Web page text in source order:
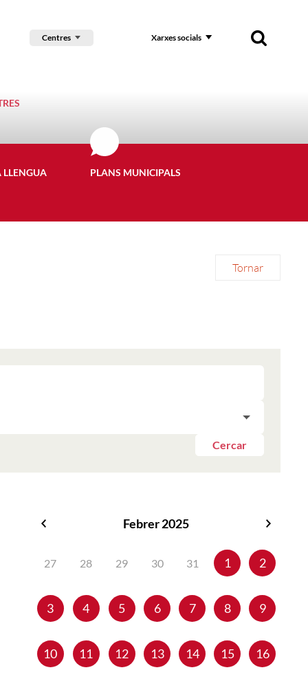
Centres Xarxes socials
LLENGUA PLANS MUNICIPALS
Tornar
Cercar
Febrer 2025
27 28 29 30 31 1 2
3 4 5 6 7 8 9
10 11 12 13 14 15 16